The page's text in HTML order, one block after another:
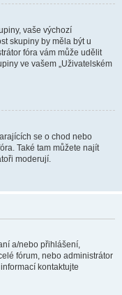
vaše výchozí
skupiny by měla být u
fóra vám může udělit
ve vašem „Uživatelském
se o chod nebo
Také tam můžete najít
moderují.
a/nebo přihlášení,
fórum, nebo administrátor
kontaktujte